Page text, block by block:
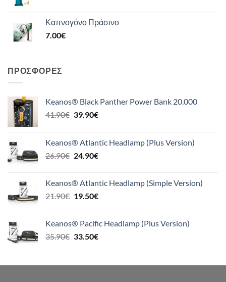
Καπνογόνο Πράσινο
7.00€
ΠΡΟΣΦΟΡΈΣ
Keanos® Black Panther Power Bank 20.000
41.90€ Original
41.90€.
39.90€Η
είναι:
39.90€.
Keanos® Atlantic Headlamp (Plus Version)
26.90€ Original
26.90€.
24.90€Η
είναι:
24.90€.
Keanos® Atlantic Headlamp (Simple Version)
21.90€ Original
21.90€.
19.50€Η
είναι:
19.50€.
Keanos® Pacific Headlamp (Plus Version)
35.90€ Original
35.90€.
33.50€Η
είναι: